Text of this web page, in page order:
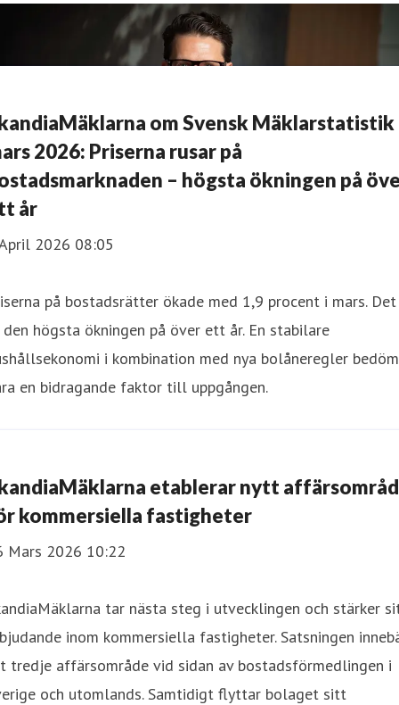
om Svensk Mäklarstatistik
2026: Priserna rusar på
– högsta ökningen på
år
2026 08:05
på bostadsrätter ökade med 1,9 procent i mars. Det
högsta ökningen på över ett år. En stabilare
i kombination med nya bolåneregler
en bidragande faktor till uppgången.
etablerar nytt
kommersiella fastigheter
Mars 2026 10:22
tar nästa steg i utvecklingen och stärker
inom kommersiella fastigheter. Satsningen
tredje affärsområde vid sidan av bostadsförmedlingen i
och utomlands. Samtidigt flyttar bolaget sitt